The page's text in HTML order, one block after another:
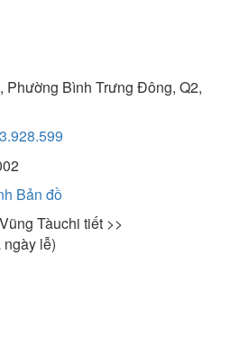
Phường Bình Trưng Đông, Q2,
Bản đồ
Tàuchi tiết >>
ngày lễ)